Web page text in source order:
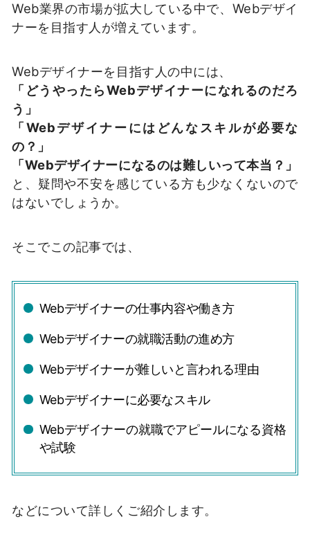
Web業界の市場が拡大している中で、Webデザイ
ナーを目指す人が増えています。
Webデザイナーを目指す人の中には、
「どうやったらWebデザイナーになれるのだろ
う」
「Webデザイナーにはどんなスキルが必要な
の？」
「Webデザイナーになるのは難しいって本当？」
と、疑問や不安を感じている方も少なくないので
はないでしょうか。
そこでこの記事では、
Webデザイナーの仕事内容や働き方
Webデザイナーの就職活動の進め方
Webデザイナーが難しいと言われる理由
Webデザイナーに必要なスキル
Webデザイナーの就職でアピールになる資格
や試験
などについて詳しくご紹介します。